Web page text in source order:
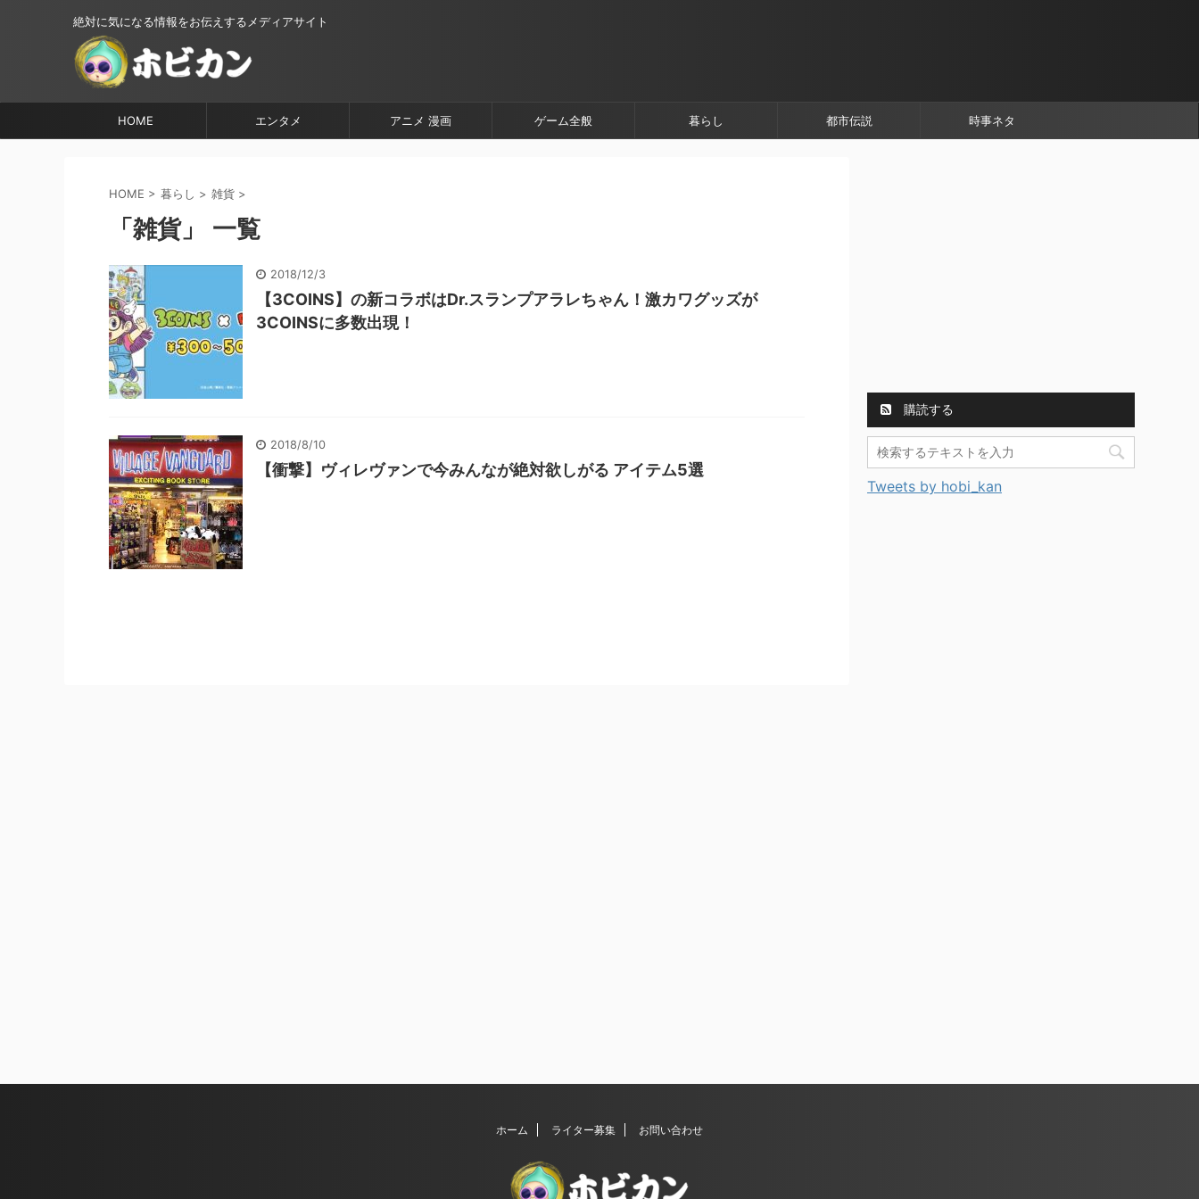
絶対に気になる情報をお伝えするメディアサイト
HOME エンタメ アニメ 漫画 ゲーム全般 暮らし 都市伝説 時事ネタ
HOME > 暮らし > 雑貨 >
「雑貨」 一覧
2018/12/3
【3COINS】の新コラボはDr.スランプアラレちゃん！激カワグッズが
3COINSに多数出現！
2018/8/10
【衝撃】ヴィレヴァンで今みんなが絶対欲しがる アイテム5選
購読する
Tweets by hobi_kan
ホーム ライター募集 お問い合わせ